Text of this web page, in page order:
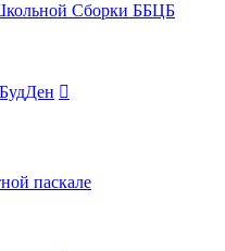
Сборки ББЦБ
БудДен
паскале